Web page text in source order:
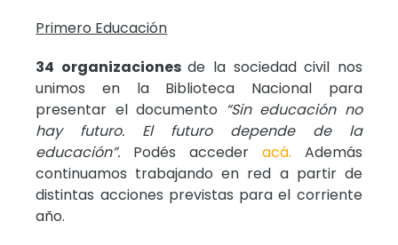
Primero Educación
34 organizacionesde la sociedad civil nos
unimos en la Biblioteca Nacional para
presentar el documento “Sin educación no
hay futuro. El futuro depende de la
educación”. Podés acceder acá. Además
continuamos trabajando en red a partir de
distintas acciones previstas para el corriente
año.